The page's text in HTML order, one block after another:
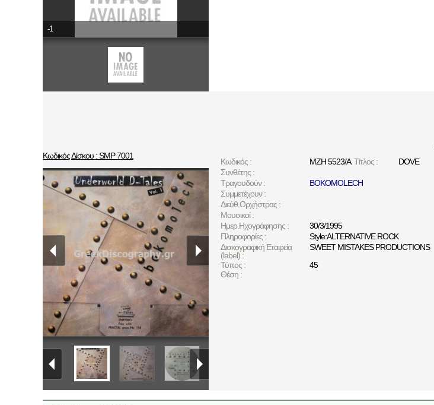
-1
Κωδικός Δίσκου : SMP 7001
Κωδικός : MZH 5523/A Τίτλος :
DOVE
Συνθέτης :
Τραγουδούν :
BOKOMOLECH
Συμμετέχουν :
Διεύθ.Ορχήστρας :
Μουσικοί :
Ημερ.Ηχογράφησης :
30/3/1995
Πληροφορίες :
Style:ALTERNATIVE ROCK
Δισκογραφική Εταιρεία
(label) :
SWEET MISTAKES PRODUCTIONS
Τύπος :
45
Θέση :